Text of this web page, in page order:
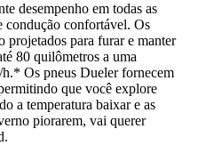
desempenho em todas as
condução confortável. Os
para furar e manter
80 quilômetros a uma
Os pneus Dueler fornecem
que você explore
a temperatura baixar e as
piorarem, vai querer